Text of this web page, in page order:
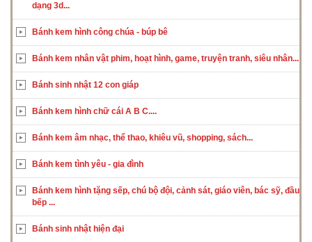
dạng 3d...
Bánh kem hình công chúa - búp bê
Bánh kem nhân vật phim, hoạt hình, game, truyện tranh, siêu nhân...
Bánh sinh nhật 12 con giáp
Bánh kem hình chữ cái A B C....
Bánh kem âm nhạc, thể thao, khiêu vũ, shopping, sách...
Bánh kem tình yêu - gia đình
Bánh kem hình tặng sếp, chú bộ đội, cảnh sát, giáo viên, bác sỹ, đầu
bếp ...
Bánh sinh nhật hiện đại